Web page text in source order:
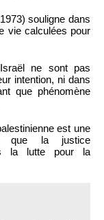
souligne dans
vie calculées pour
ne sont pas
intention, ni dans
que phénomène
est une
que la justice
la lutte pour la